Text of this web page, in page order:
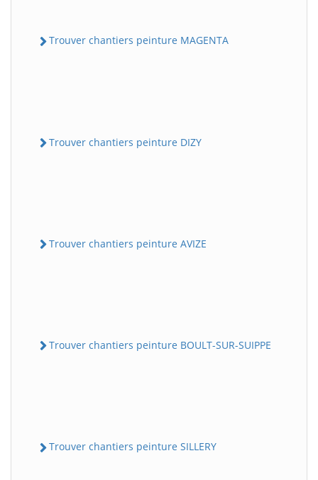
Trouver chantiers peinture MAGENTA
Trouver chantiers peinture DIZY
Trouver chantiers peinture AVIZE
Trouver chantiers peinture BOULT-SUR-SUIPPE
Trouver chantiers peinture SILLERY